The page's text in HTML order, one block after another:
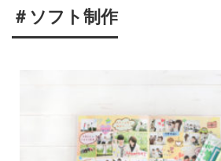
＃ソフト制作